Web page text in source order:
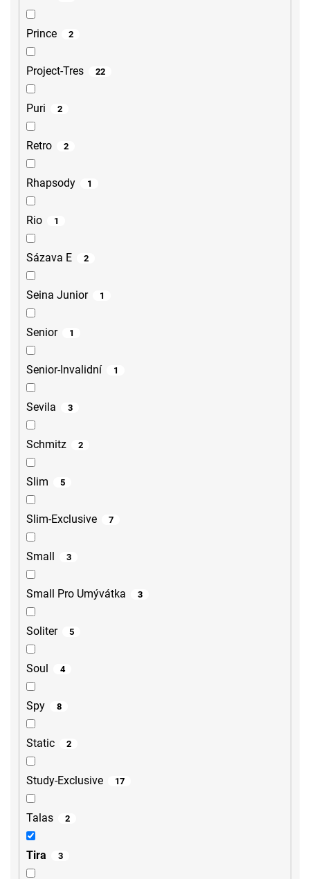
Prince 2
Project-Tres 22
Puri 2
Retro 2
Rhapsody 1
Rio 1
Sázava E 2
Seina Junior 1
Senior 1
Senior-Invalidní 1
Sevila 3
Schmitz 2
Slim 5
Slim-Exclusive 7
Small 3
Small Pro Umývátka 3
Soliter 5
Soul 4
Spy 8
Static 2
Study-Exclusive 17
Talas 2
Tira 3